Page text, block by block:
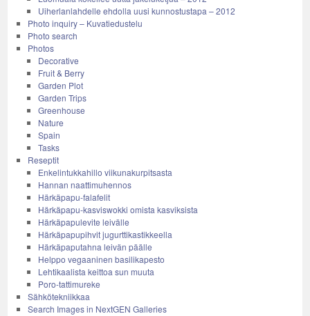
Uiherlanlahdelle ehdolla uusi kunnostustapa – 2012
Photo inquiry – Kuvatiedustelu
Photo search
Photos
Decorative
Fruit & Berry
Garden Plot
Garden Trips
Greenhouse
Nature
Spain
Tasks
Reseptit
Enkelintukkahillo viikunakurpitsasta
Hannan naattimuhennos
Härkäpapu-falafelit
Härkäpapu-kasviswokki omista kasviksista
Härkäpapulevite leivälle
Härkäpapupihvit jugurttikastikkeella
Härkäpaputahna leivän päälle
Helppo vegaaninen basilikapesto
Lehtikaalista keittoa sun muuta
Poro-tattimureke
Sähkötekniikkaa
Search Images in NextGEN Galleries